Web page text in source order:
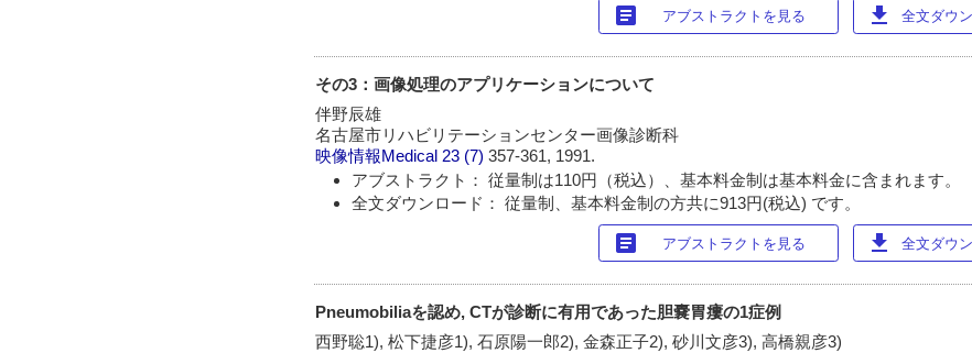
article アブストラクトを見る download 全文ダウ
その3：画像処理のアプリケーションについて
伴野辰雄
名古屋市リハビリテーションセンター画像診断科
映像情報Medical 23 (7)357-361, 1991.
アブストラクト： 従量制は110円（税込）、基本料金制は基本料金に含まれます。
全文ダウンロード： 従量制、基本料金制の方共に913円(税込) です。
article アブストラクトを見る download 全文ダウ
Pneumobiliaを認め, CTが診断に有用であった胆嚢胃瘻の1症例
西野聡1), 松下捷彦1), 石原陽一郎2), 金森正子2), 砂川文彦3), 高橋親彦3)